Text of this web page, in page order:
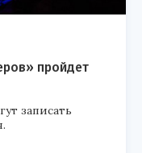
пройдет
записать